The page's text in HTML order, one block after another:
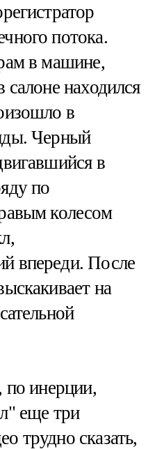
потока.
в машине,
салоне находился
в
Черный
в
по
колесом
впереди. После
на
по инерции,
еще три
трудно сказать,